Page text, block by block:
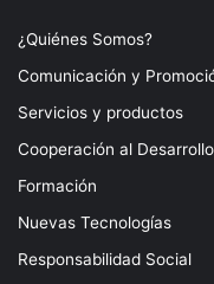
¿Quiénes Somos?
Comunicación y
Servicios y productos
Cooperación al Desarrollo
Formación
Nuevas Tecnologías
Responsabilidad Social